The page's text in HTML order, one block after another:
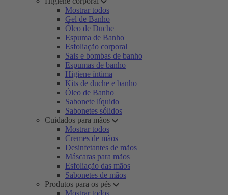
Mostrar todos
Gel de Banho
Óleo de Duche
Espuma de Banho
Esfoliação corporal
Sais e bombas de banho
Espumas de banho
Higiene íntima
Kits de duche e banho
Óleo de Banho
Sabonete líquido
Sabonetes sólidos
Cuidados para mãos
Mostrar todos
Cremes de mãos
Desinfetantes de mãos
Máscaras para mãos
Esfoliação das mãos
Sabonetes de mãos
Produtos para os pés
Mostrar todos